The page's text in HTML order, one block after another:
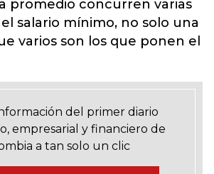
promedio concurren varias
salario mínimo, no solo una
varios son los que ponen el
del primer diario
empresarial y financiero de
a tan solo un clic